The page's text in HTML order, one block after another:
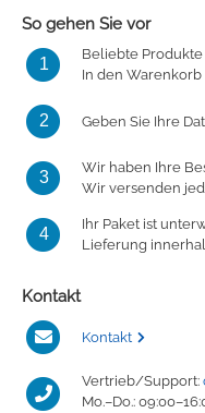
So gehen Sie vor
1
Beliebte Produkte
In den Warenkorb
2 Geben Sie Ihre
3
Wir haben Ihre
Wir versenden
4
Ihr Paket ist
Lieferung
Kontakt
Kontakt
Vertrieb/Support:
Mo.–Do.: